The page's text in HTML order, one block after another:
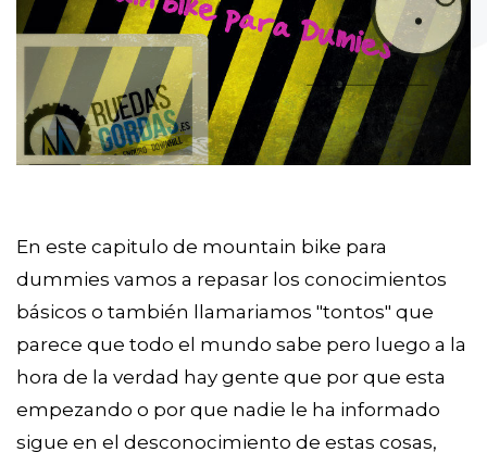
En este capitulo de mountain bike para
dummies vamos a repasar los conocimientos
básicos o también llamariamos "tontos" que
parece que todo el mundo sabe pero luego a la
hora de la verdad hay gente que por que esta
empezando o por que nadie le ha informado
sigue en el desconocimiento de estas cosas,